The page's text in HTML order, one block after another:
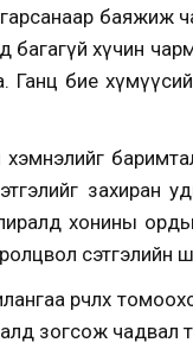
баяжиж
хүчин
Ганц бие
захиран
хонины
сэтгэлийн
өөрчлөх
зогсож чадвал